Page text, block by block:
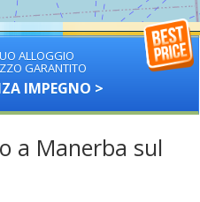
ALLOGGIO
GARANTITO
IMPEGNO >
a Manerba sul